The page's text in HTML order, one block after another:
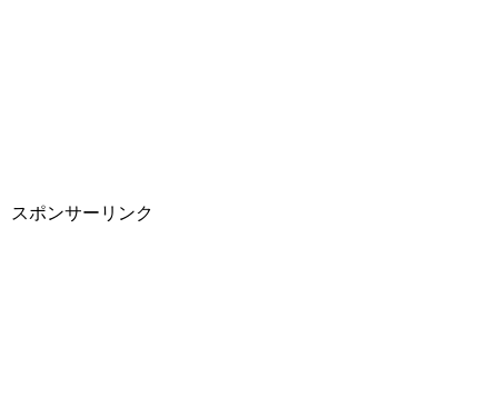
スポンサーリンク